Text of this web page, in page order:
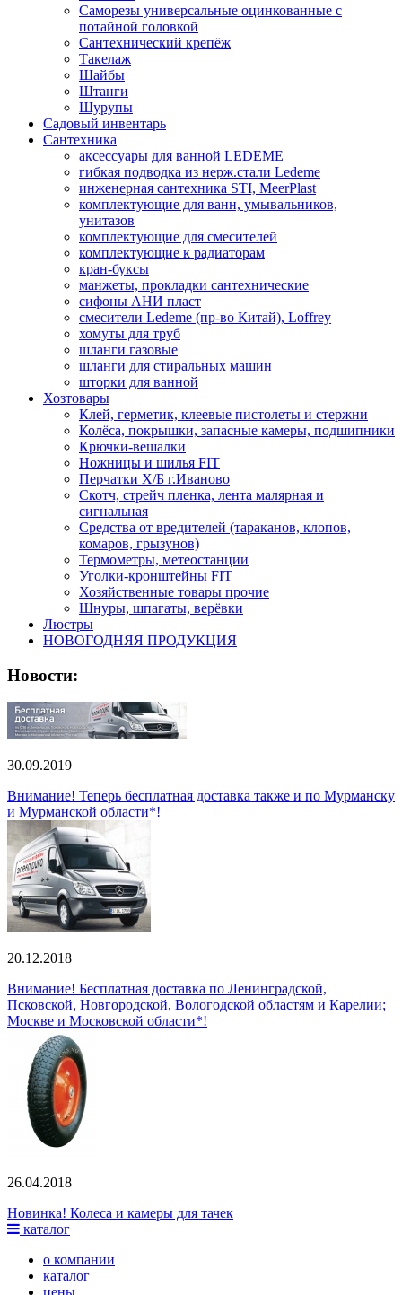
Саморезы универсальные оцинкованные с
потайной головкой
Сантехнический крепёж
Такелаж
Шайбы
Штанги
Шурупы
Садовый инвентарь
Сантехника
аксессуары для ванной LEDEME
гибкая подводка из нерж.стали Ledeme
инженерная сантехника STI, MeerPlast
комплектующие для ванн, умывальников,
унитазов
комплектующие для смесителей
комплектующие к радиаторам
кран-буксы
манжеты, прокладки сантехнические
сифоны АНИ пласт
смесители Ledeme (пр-во Китай), Loffrey
хомуты для труб
шланги газовые
шланги для стиральных машин
шторки для ванной
Хозтовары
Клей, герметик, клеевые пистолеты и стержни
Колёса, покрышки, запасные камеры, подшипники
Крючки-вешалки
Ножницы и шилья FIT
Перчатки Х/Б г.Иваново
Скотч, стрейч пленка, лента малярная и
сигнальная
Средства от вредителей (тараканов, клопов,
комаров, грызунов)
Термометры, метеостанции
Уголки-кронштейны FIT
Хозяйственные товары прочие
Шнуры, шпагаты, верёвки
Люстры
НОВОГОДНЯЯ ПРОДУКЦИЯ
Новости:
30.09.2019
Внимание! Теперь бесплатная доставка также и по Мурманску
и Мурманской области*!
20.12.2018
Внимание! Бесплатная доставка по Ленинградской,
Псковской, Новгородской, Вологодской областям и Карелии;
Москве и Московской области*!
26.04.2018
Новинка! Колеса и камеры для тачек
каталог
о компании
каталог